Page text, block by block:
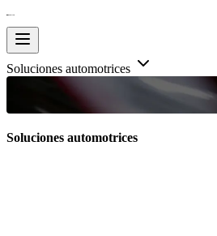
Soluciones automotrices
Soluciones automotrices